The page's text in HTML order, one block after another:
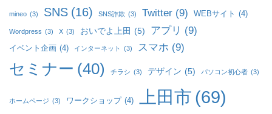
mineo (3) SNS (16) SNS詐欺 (3) Twitter (9) WEBサイト (4)
Wordpress (3) X (3) おいでよ上田 (5) アプリ (9)
イベント企画 (4) インターネット (3) スマホ (9)
セミナー (40) チラシ (3) デザイン (5) パソコン初心者 (3)
ホームページ (3) ワークショップ (4) 上田市 (69)